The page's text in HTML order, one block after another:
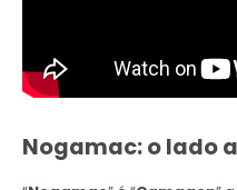
Nogamac: o lado